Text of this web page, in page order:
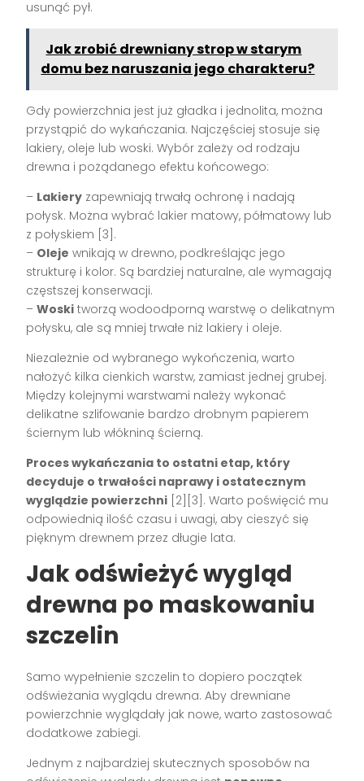
usunąć pył.
Jak zrobić drewniany strop w starym
domu bez naruszania jego charakteru?
Gdy powierzchnia jest już gładka i jednolita, można
przystąpić do wykańczania. Najczęściej stosuje się
lakiery, oleje lub woski. Wybór zależy od rodzaju
drewna i pożądanego efektu końcowego:
– Lakiery zapewniają trwałą ochronę i nadają
połysk. Można wybrać lakier matowy, półmatowy lub
z połyskiem [3].
– Oleje wnikają w drewno, podkreślając jego
strukturę i kolor. Są bardziej naturalne, ale wymagają
częstszej konserwacji.
–Woski tworzą wodoodporną warstwę o delikatnym
połysku, ale są mniej trwałe niż lakiery i oleje.
Niezależnie od wybranego wykończenia, warto
nałożyć kilka cienkich warstw, zamiast jednej grubej.
Między kolejnymi warstwami należy wykonać
delikatne szlifowanie bardzo drobnym papierem
ściernym lub włókniną ścierną.
Proces wykańczania to ostatni etap, który
decyduje o trwałości naprawy i ostatecznym
wyglądzie powierzchni [2][3]. Warto poświęcić mu
odpowiednią ilość czasu i uwagi, aby cieszyć się
pięknym drewnem przez długie lata.
Jak odświeżyć wygląd
drewna po maskowaniu
szczelin
Samo wypełnienie szczelin to dopiero początek
odświeżania wyglądu drewna. Aby drewniane
powierzchnie wyglądały jak nowe, warto zastosować
dodatkowe zabiegi.
Jednym z najbardziej skutecznych sposobów na